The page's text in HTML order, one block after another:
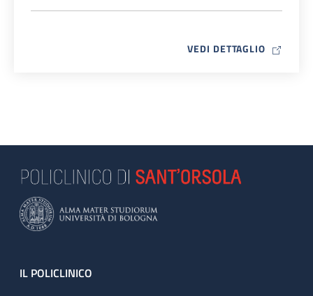
VEDI DETTAGLIO MAP ICON
Footer
IL POLICLINICO